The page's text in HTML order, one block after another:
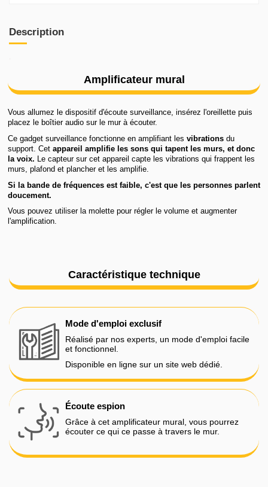
Description
Amplificateur mural
Vous allumez le dispositif d'écoute surveillance, insérez l'oreillette puis
placez le boîtier audio sur le mur à écouter.
Ce gadget surveillance fonctionne en amplifiant les vibrationsdu
support. Cet appareil amplifie les sons qui tapent les murs, et donc
la voix. Le capteur sur cet appareil capte les vibrations qui frappent les
murs, plafond et plancher et les amplifie.
Si la bande de fréquences est faible, c'est que les personnes parlent
doucement.
Vous pouvez utiliser la molette pour régler le volume et augmenter
l'amplification.
Caractéristique technique
Mode d'emploi exclusif
Réalisé par nos experts, un mode d'emploi facile
et fonctionnel.
Disponible en ligne sur un site web dédié.
Écoute espion
Grâce à cet amplificateur mural, vous pourrez
écouter ce qui ce passe à travers le mur.